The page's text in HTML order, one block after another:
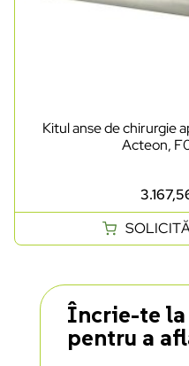
Kitul anse de chirurgie
Acteon,
Încrie-te
pentru a